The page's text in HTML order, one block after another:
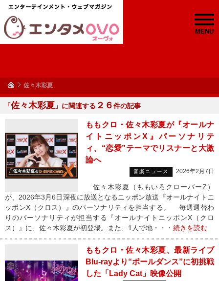
MENU
佐々木彩夏
「佐々木彩夏 」に関連する ２６件の記事
ももクロ・佐々木彩夏が『オールナ
イトニッポンX』パーソナリテ
ィ、“恋愛”テーマでリスナーと大激
論へ
音楽ニュース 2026年2月7日
佐々木彩夏（ももいろクローバーZ）
が、2026年3月6日深夜に放送となるニッポン放送『オールナイトニ
ッポンX（クロス）』のパーソナリティを担当する。 毎週週替わ
りのパーソナリティが担当する『オールナイトニッポンX（クロ
ス）』に、佐々木彩夏が初登場。また、1人で地・・・ 続きを読む
ももクロ・佐々木彩夏、最新ライブ
Blu-rayより“ポールダンス”に初挑戦
した「Lady Cat」映像公開